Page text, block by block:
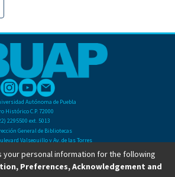
Autónoma de Puebla
Histórico C.P. 72000
2295500 ext. 5013
General de Bibliotecas
Valsequillo y Av. de las Torres
Universitaria. Col. San Manuel
72570
+52 (222) 2295500 Ext 2901
your personal information for the following
Preferences, Acknowledgement and